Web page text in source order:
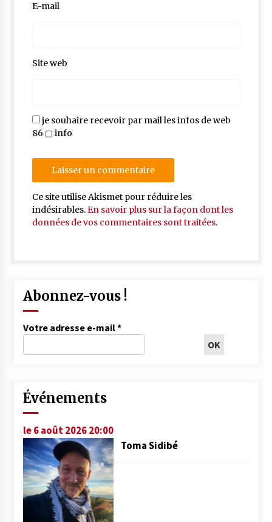
E-mail
Site web
je souhaire recevoir par mail les infos de web
86 ▢ info
Ce site utilise Akismet pour réduire les
indésirables.En savoir plus sur la façon dont les
données de vos commentaires sont traitées.
Abonnez-vous !
Votre adresse e-mail*
Événements
le 6 août 2026 20:00
Toma Sidibé